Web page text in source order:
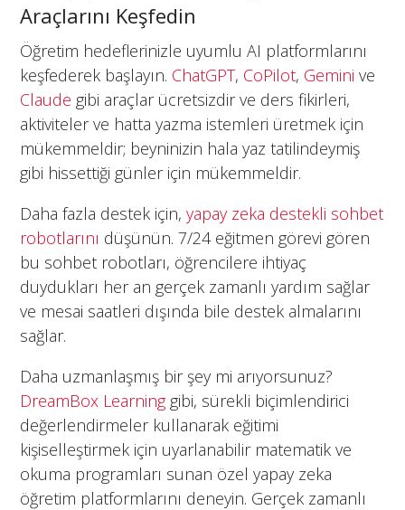
Araçlarını Keşfedin
Öğretim hedeflerinizle uyumlu AI platformlarını
keşfederek başlayın. ChatGPT, CoPilot, Gemini ve
Claude gibi araçlar ücretsizdir ve ders fikirleri,
aktiviteler ve hatta yazma istemleri üretmek için
mükemmeldir; beyninizin hala yaz tatilindeymiş
gibi hissettiği günler için mükemmeldir.
Daha fazla destek için,yapay zeka destekli sohbet
robotlarını düşünün. 7/24 eğitmen görevi gören
bu sohbet robotları, öğrencilere ihtiyaç
duydukları her an gerçek zamanlı yardım sağlar
ve mesai saatleri dışında bile destek almalarını
sağlar.
Daha uzmanlaşmış bir şey mi arıyorsunuz?
DreamBox Learninggibi, sürekli biçimlendirici
değerlendirmeler kullanarak eğitimi
kişiselleştirmek için uyarlanabilir matematik ve
okuma programları sunan özel yapay zeka
öğretim platformlarını deneyin. Gerçek zamanlı